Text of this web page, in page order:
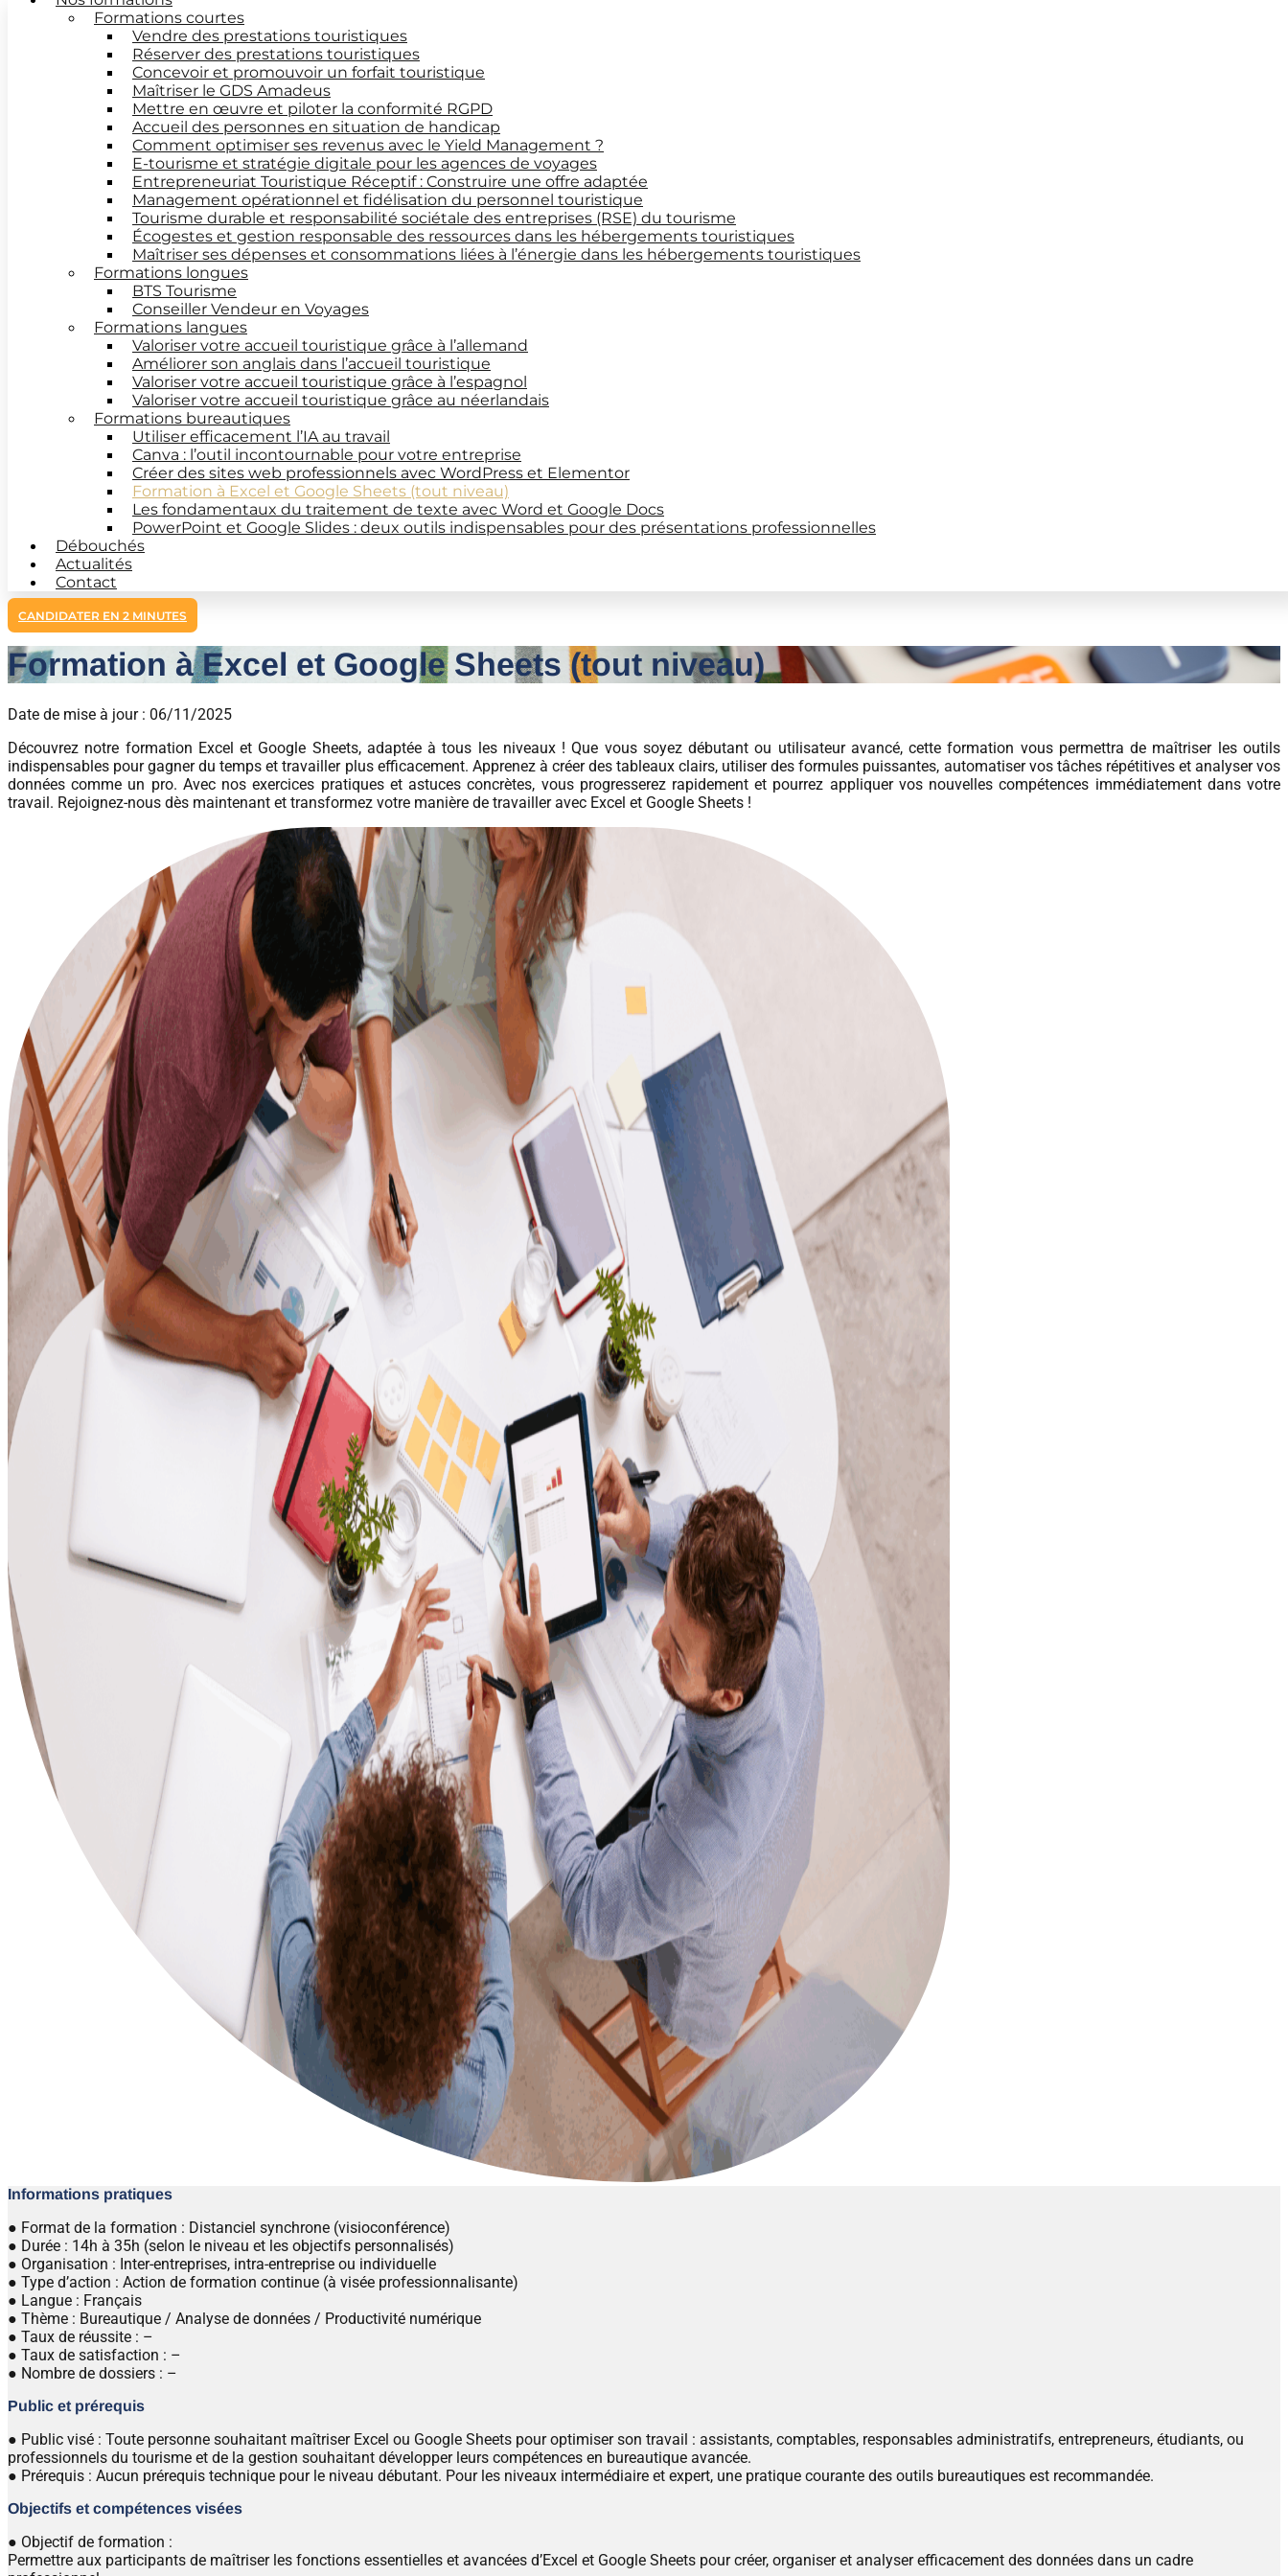
Formations courtes
Vendre des prestations touristiques
Réserver des prestations touristiques
Concevoir et promouvoir un forfait touristique
Maîtriser le GDS Amadeus
Mettre en œuvre et piloter la conformité RGPD
Accueil des personnes en situation de handicap
Comment optimiser ses revenus avec le Yield Management ?
E-tourisme et stratégie digitale pour les agences de voyages
Entrepreneuriat Touristique Réceptif : Construire une offre adaptée
Management opérationnel et fidélisation du personnel touristique
Tourisme durable et responsabilité sociétale des entreprises (RSE) du tourisme
Écogestes et gestion responsable des ressources dans les hébergements touristiques
Maîtriser ses dépenses et consommations liées à l’énergie dans les hébergements touristiques
Formations longues
BTS Tourisme
Conseiller Vendeur en Voyages
Formations langues
Valoriser votre accueil touristique grâce à l’allemand
Améliorer son anglais dans l’accueil touristique
Valoriser votre accueil touristique grâce à l’espagnol
Valoriser votre accueil touristique grâce au néerlandais
Formations bureautiques
Utiliser efficacement l’IA au travail
Canva : l’outil incontournable pour votre entreprise
Créer des sites web professionnels avec WordPress et Elementor
Formation à Excel et Google Sheets (tout niveau)
Les fondamentaux du traitement de texte avec Word et Google Docs
PowerPoint et Google Slides : deux outils indispensables pour des présentations professionnelles
Débouchés
Actualités
Contact
CANDIDATER EN 2 MINUTES
Formation à Excel et Google Sheets (tout niveau)
Date de mise à jour : 06/11/2025
Découvrez notre formation Excel et Google Sheets, adaptée à tous les niveaux ! Que vous soyez débutant ou utilisateur avancé, cette formation vous permettra de maîtriser les outils
indispensables pour gagner du temps et travailler plus efficacement. Apprenez à créer des tableaux clairs, utiliser des formules puissantes, automatiser vos tâches répétitives et analyser vos
données comme un pro. Avec nos exercices pratiques et astuces concrètes, vous progresserez rapidement et pourrez appliquer vos nouvelles compétences immédiatement dans votre
travail. Rejoignez-nous dès maintenant et transformez votre manière de travailler avec Excel et Google Sheets !
Informations pratiques
● Format de la formation : Distanciel synchrone (visioconférence)
● Durée : 14h à 35h (selon le niveau et les objectifs personnalisés)
● Organisation : Inter-entreprises, intra-entreprise ou individuelle
● Type d’action : Action de formation continue (à visée professionnalisante)
● Langue : Français
● Thème : Bureautique / Analyse de données / Productivité numérique
● Taux de réussite : –
● Taux de satisfaction : –
● Nombre de dossiers : –
Public et prérequis
● Public visé : Toute personne souhaitant maîtriser Excel ou Google Sheets pour optimiser son travail : assistants, comptables, responsables administratifs, entrepreneurs, étudiants, ou
professionnels du tourisme et de la gestion souhaitant développer leurs compétences en bureautique avancée.
● Prérequis : Aucun prérequis technique pour le niveau débutant. Pour les niveaux intermédiaire et expert, une pratique courante des outils bureautiques est recommandée.
Objectifs et compétences visées
● Objectif de formation :
Permettre aux participants de maîtriser les fonctions essentielles et avancées d’Excel et Google Sheets pour créer, organiser et analyser efficacement des données dans un cadre